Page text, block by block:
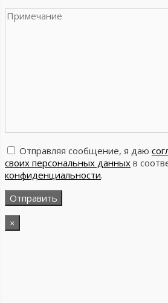
Отправляя сообщение, я даю
своих персональных данных в
конфиденциальности.
×